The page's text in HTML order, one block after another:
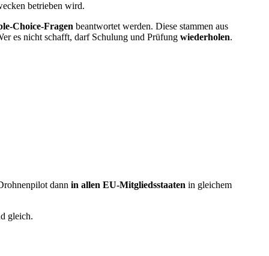
betrieben wird.
Choice-Fragen beantwortet werden. Diese stammen aus
es nicht schafft, darf Schulung und Prüfung wiederholen.
dann in allen EU-Mitgliedsstaaten in gleichem
gleich.